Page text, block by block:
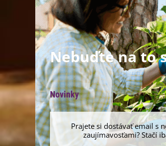
Nebuďte na to
Novinky
Prajete si dostávať email s
zaujímavosťami? Stačí